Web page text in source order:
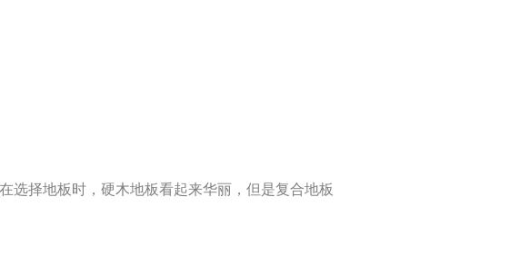
选择地板时，硬木地板看起来华丽，但是复合地板